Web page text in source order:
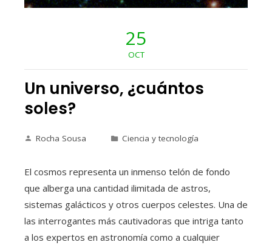
25
OCT
Un universo, ¿cuántos
soles?
Rocha Sousa Ciencia y tecnología
El cosmos representa un inmenso telón de fondo
que alberga una cantidad ilimitada de astros,
sistemas galácticos y otros cuerpos celestes. Una de
las interrogantes más cautivadoras que intriga tanto
a los expertos en astronomía como a cualquier